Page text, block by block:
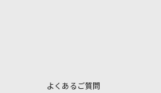
よくあるご質問